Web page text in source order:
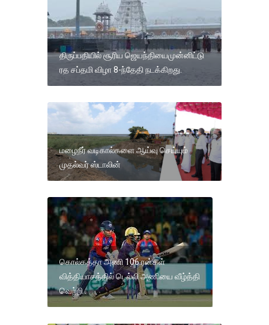
திருப்பதியில் சூரிய ஜெயந்தியைமுன்னிட்டு
ரத சப்தமி விழா 8-ந்தேதி நடக்கிறது.
மழைநீர் வடிகால்களை ஆய்வு செய்யும்
முதல்வர் ஸ்டாலின்
கொல்கத்தா அணி 106 ரன்கள்
வித்தியாசத்தில் டெல்லி அணியை வீழ்த்தி
வெற்றி .